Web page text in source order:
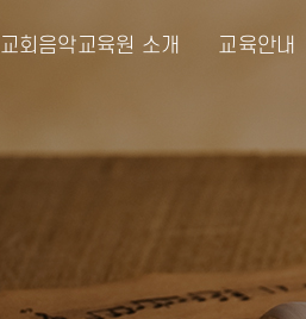
교회음악교육원 소개 교육안내